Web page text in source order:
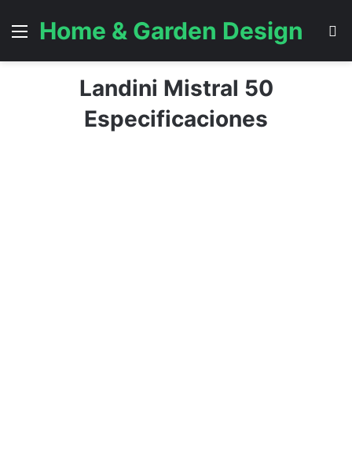
Menú
Home & Garden Design
Landini Mistral 50
Especificaciones